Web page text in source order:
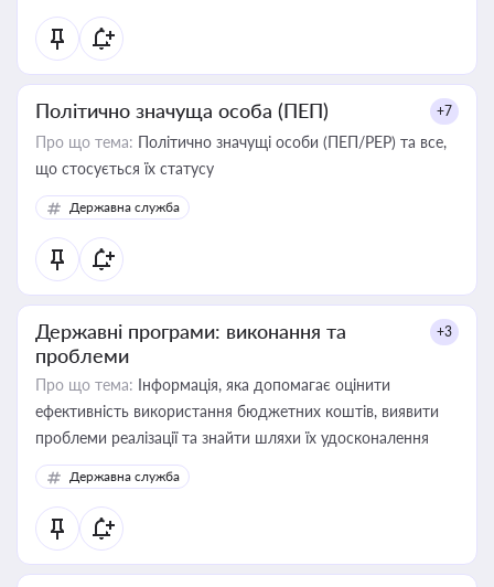
Політично значуща особа (ПЕП) +7
Про що тема: Політично значущі особи (ПЕП/PEP) та все,
що стосується їх статусу
Державна служба
Державні програми: виконання та
проблеми
+3
Про що тема: Інформація, яка допомагає оцінити
ефективність використання бюджетних коштів, виявити
проблеми реалізації та знайти шляхи їх удосконалення
Державна служба